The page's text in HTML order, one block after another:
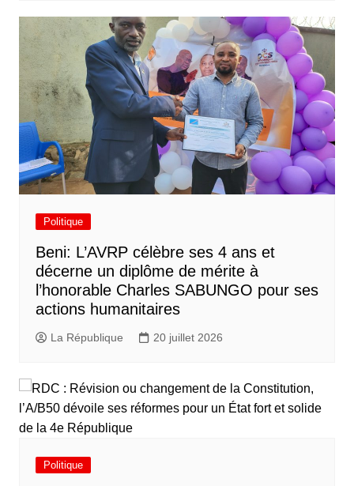
Politique
Beni: L’AVRP célèbre ses 4 ans et
décerne un diplôme de mérite à
l’honorable Charles SABUNGO pour ses
actions humanitaires
La République 20 juillet 2026
Politique